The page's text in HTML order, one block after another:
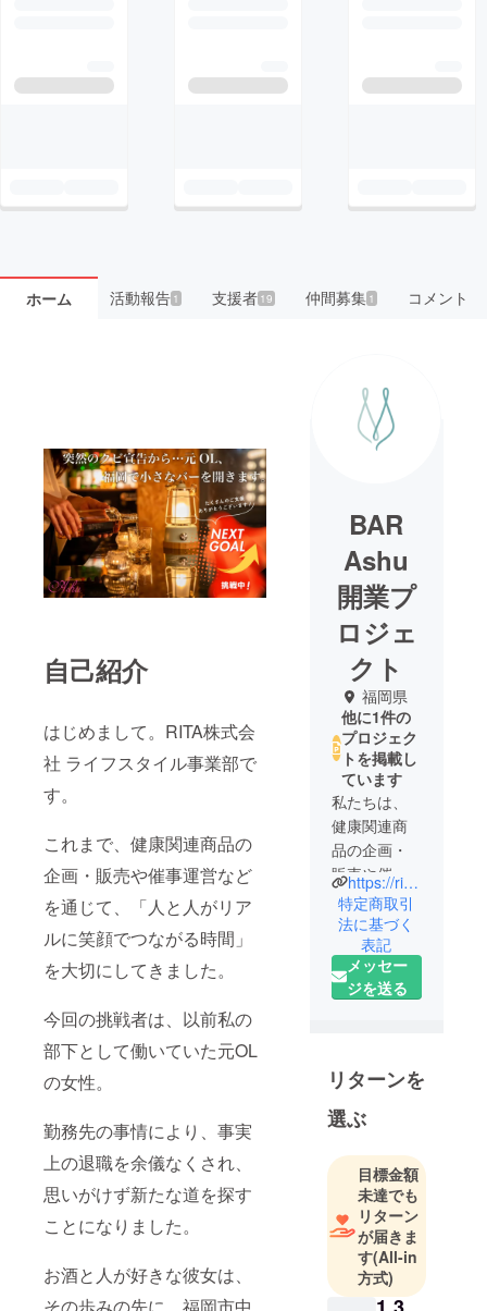
ホーム 活動報告1 支援者 19 仲間募集 1 コメント
自己紹介
はじめまして。RITA株式会
社 ライフスタイル事業部で
す。
これまで、健康関連商品の
企画・販売や催事運営など
を通じて、「人と人がリア
ルに笑顔でつながる時間」
を大切にしてきました。
今回の挑戦者は、以前私の
部下として働いていた元OL
の女性。
勤務先の事情により、事実
上の退職を余儀なくされ、
思いがけず新たな道を探す
ことになりました。
お酒と人が好きな彼女は、
その歩みの先に、福岡市中
BAR
Ashu
開業プ
ロジェ
クト
福岡県
他に1件の
プロジェク
トを掲載し
ています
私たちは、
健康関連商
品の企画・
販売や催事
運営など、
人と人がリ
アルに、直
接つながる
時間を大切
今回の挑戦
者は、以前
して働いて
いた元OLの
彼女。
勤務先の事
情により、
事実上のク
ビ宣告を受
https://rita-corp.com/
特定商取引
法に基づく
表記
メッセー
ジを送る
リターンを
選ぶ
目標金額
未達でも
リターン
が届きま
す(All-in
方式)